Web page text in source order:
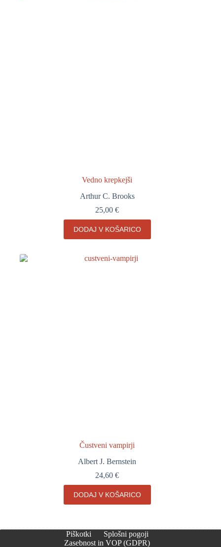
Vedno krepkejši
Arthur C. Brooks
25,00€
DODAJ V KOŠARICO
Čustveni vampirji
Albert J. Bernstein
24,60€
DODAJ V KOŠARICO
Piškotki
Splošni pogoji
Zasebnost in VOP (GDPR)